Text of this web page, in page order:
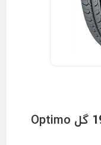
لاستیک هانکوک 195/65R 15 گل Optimo